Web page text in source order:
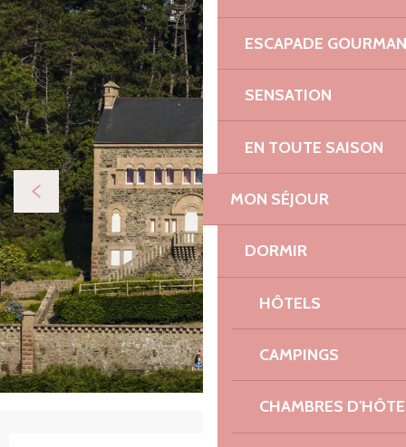
ESCAPADE
SENSATION
EN TOUTE SAISON
MON SÉJOUR
DORMIR
HÔTELS
CAMPINGS
CHAMBRES